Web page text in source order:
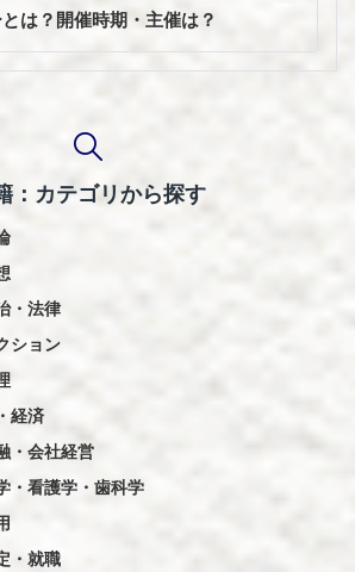
は？開催時期・主催は？
：カテゴリから探す
・法律
ション
経済
・会社経営
・看護学・歯科学
・就職